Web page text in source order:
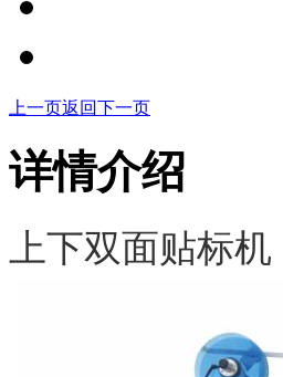
上一页返回下一页
详情介绍
上下双面贴标机